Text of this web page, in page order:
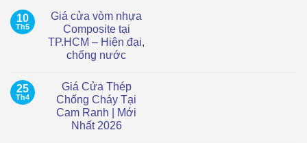
10
Th5
Giá cửa vòm nhựa
Composite tại
TP.HCM – Hiện đại,
chống nước
bình
luận
ở
Giá
cửa
vòm
25
Th4
Giá Cửa Thép
Chống Cháy Tại
Cam Ranh | Mới
Nhất 2026